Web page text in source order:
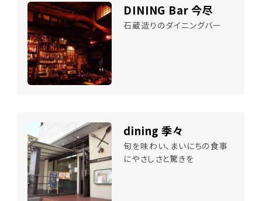
DINING Bar 今尽
石蔵造りのダイニングバー
dining 季々
旬を味わい、まいにちの食事
にやさしさと驚きを